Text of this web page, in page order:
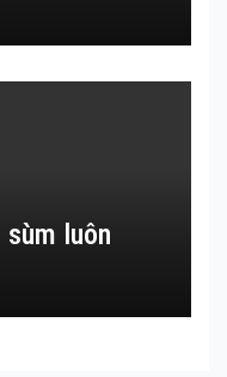
sùm luôn